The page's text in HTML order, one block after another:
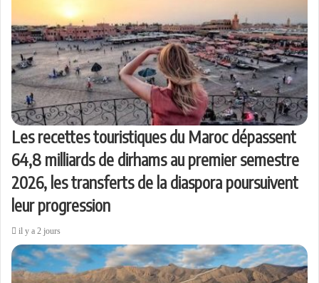
Les recettes touristiques du Maroc dépassent
64,8 milliards de dirhams au premier semestre
2026, les transferts de la diaspora poursuivent
leur progression
il y a 2 jours